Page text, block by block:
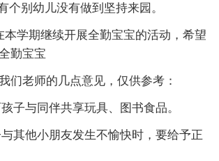
个别幼儿没有做到坚持来园。
本学期继续开展全勤宝宝的活动，希望
勤宝宝
们老师的几点意见，仅供参考：
子与同伴共享玩具、图书食品。
其他小朋友发生不愉快时，要给予正